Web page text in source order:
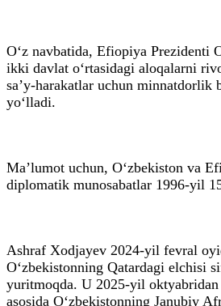
O‘z navbatida, Efiopiya Prezidenti
ikki davlat o‘rtasidagi aloqalarni
sa’y-harakatlar uchun
yo‘lladi.
Ma’lumot uchun, O‘zbekiston va
diplomatik munosabatlar 1996-yil
Ashraf Xodjayev 2024-yil fevral
O‘zbekistonning Qatardagi elchisi
yuritmoqda. U 2025-yil
asosida O‘zbekistonning Janubiy